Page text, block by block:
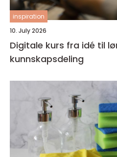
inspiration
10. July 2026
Digitale kurs fra idé til lønnsom
kunnskapsdeling